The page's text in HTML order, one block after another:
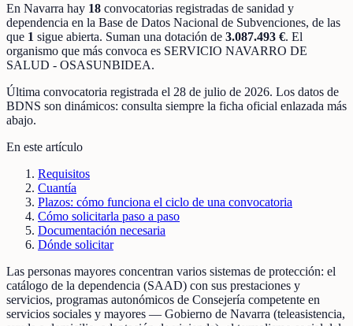
En Navarra hay 18 convocatorias registradas de sanidad y
dependencia en la Base de Datos Nacional de Subvenciones, de las
que 1 sigue abierta. Suman una dotación de 3.087.493 €. El
organismo que más convoca es SERVICIO NAVARRO DE
SALUD - OSASUNBIDEA.
Última convocatoria registrada el 28 de julio de 2026. Los datos de
BDNS son dinámicos: consulta siempre la ficha oficial enlazada más
abajo.
En este artículo
Requisitos
Cuantía
Plazos: cómo funciona el ciclo de una convocatoria
Cómo solicitarla paso a paso
Documentación necesaria
Dónde solicitar
Las personas mayores concentran varios sistemas de protección: el
catálogo de la dependencia (SAAD) con sus prestaciones y
servicios, programas autonómicos de Consejería competente en
servicios sociales y mayores — Gobierno de Navarra (teleasistencia,